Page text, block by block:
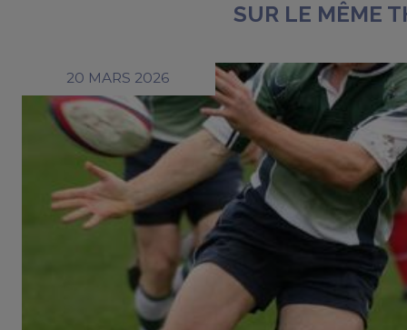
SUR LE MÊME
20 MARS 2026